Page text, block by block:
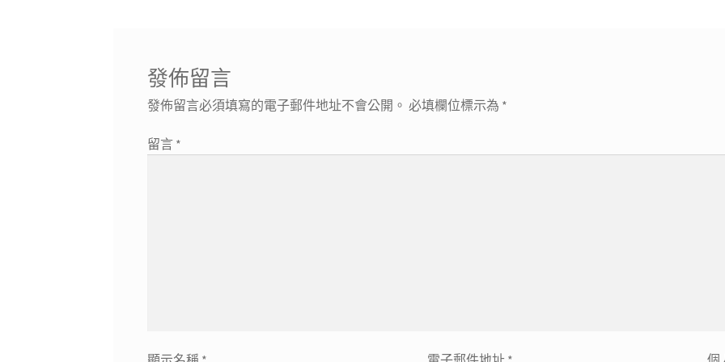
發佈留言
發佈留言必須填寫的電子郵件地址不會公開。 必填欄位標示為 *
留言 *